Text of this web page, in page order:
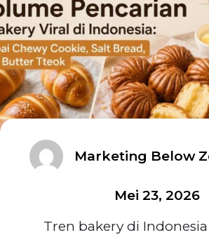
Marketing Below
Mei 23, 2026
Tren bakery di